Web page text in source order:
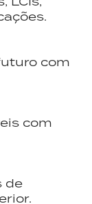
com
com
de